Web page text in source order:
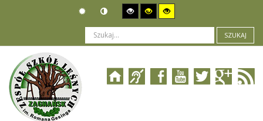
SZUKAJ
Jesteś tutaj: